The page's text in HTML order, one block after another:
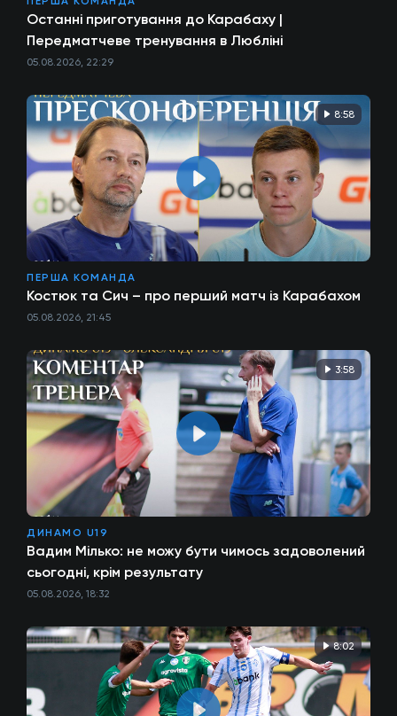
Останні приготування до Карабаху |
Передматчеве тренування в Любліні
05.08.2026, 22:29
8:58
ПЕРША КОМАНДА
Костюк та Сич – про перший матч із Карабахом
05.08.2026, 21:45
3:58
ДИНАМО U19
Вадим Мілько: не можу бути чимось задоволений
сьогодні, крім результату
05.08.2026, 18:32
8:02